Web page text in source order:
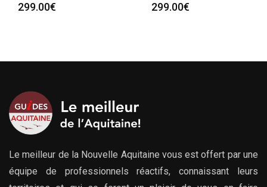
299.00€ 299.00€
Le meilleur de la Nouvelle Aquitaine vous est offert par une
équipe de professionnels réactifs, connaissant leurs